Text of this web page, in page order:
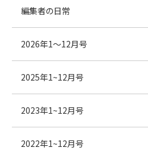
編集者の日常
2026年1〜12月号
2025年1~12月号
2023年1~12月号
2022年1~12月号